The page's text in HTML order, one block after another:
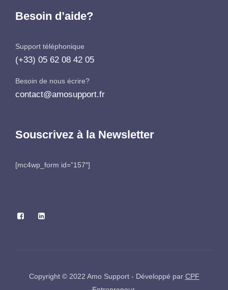
Besoin d’aide?
Support téléphonique
(+33) 05 62 08 42 05
Besoin de nous écrire?
contact@amosupport.fr
Souscrivez à la Newsletter
[mc4wp_form id=”157″]
Copyright © 2022 Amo Support - Développé par CPF